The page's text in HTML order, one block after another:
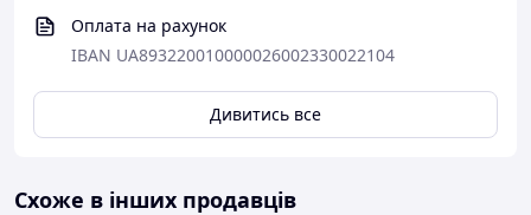
Оплата на рахунок
IBAN UA893220010000026002330022104
Дивитись все
Схоже в інших продавців